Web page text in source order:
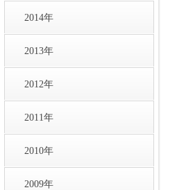
2014年
2013年
2012年
2011年
2010年
2009年